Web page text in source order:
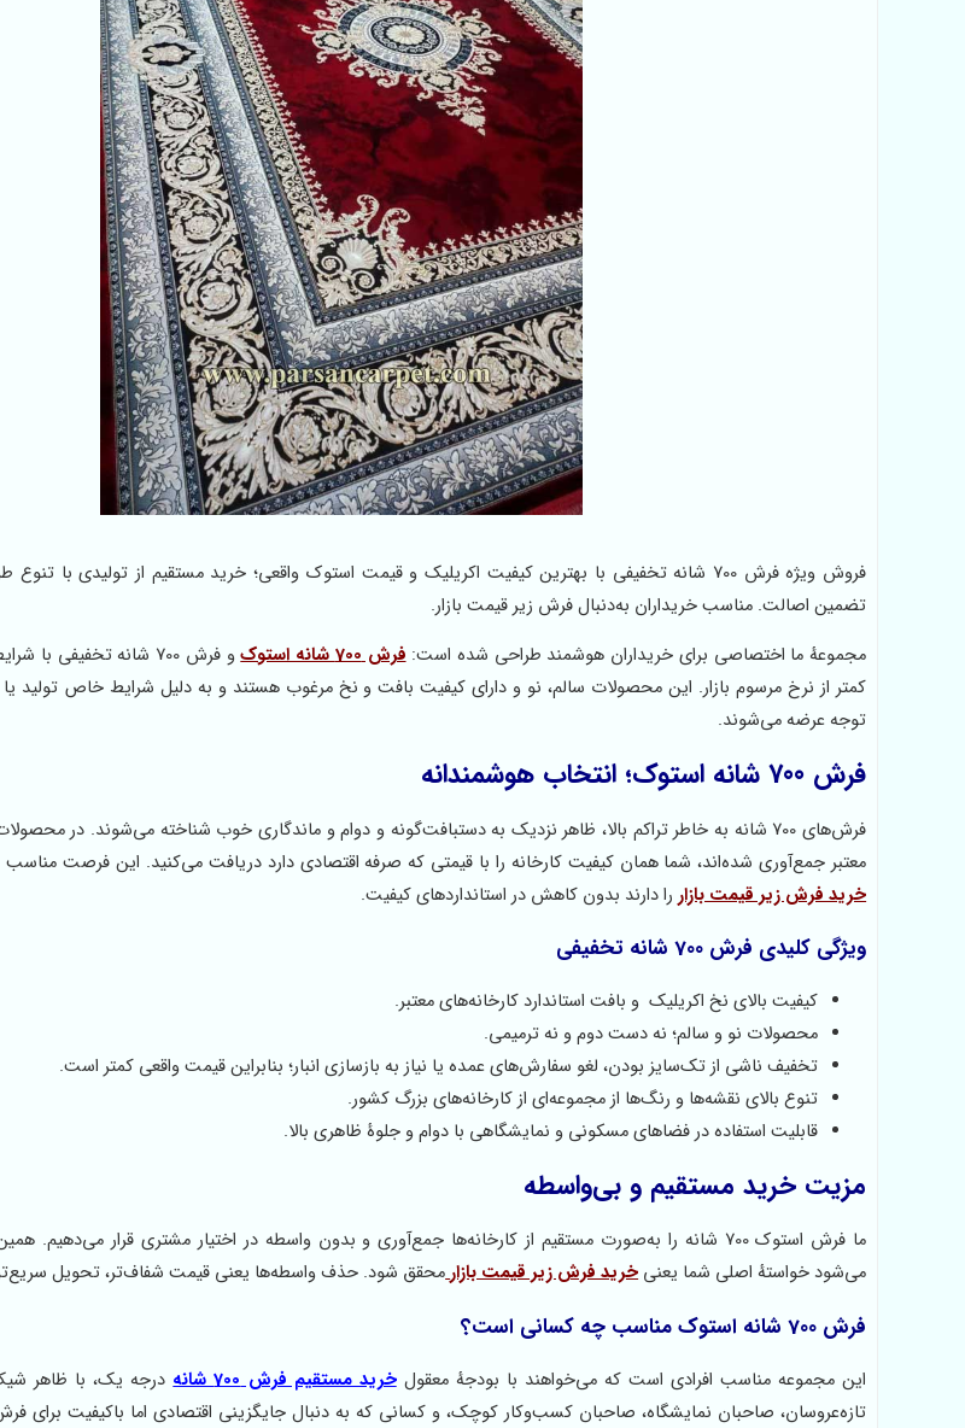
فروش ویژه فرش 700 شانه تخفیفی با بهترین کیفیت اکریلیک و قیمت استوک واقعی؛ خرید مستقیم از تولیدی با
تضمین اصالت. مناسب خریداران به‌دنبال فرش زیر قیمت بازار.
مجموعهٔ ما اختصاصی برای خریداران هوشمند طراحی شده است:فرش 700 شانه استوک
و فرش 700 شانه تخفیفی
کمتر از نرخ مرسوم بازار. این محصولات سالم، نو و دارای کیفیت بافت و نخ مرغوب هستند و به دلیل شرایط خاص تولید یا
توجه عرضه می‌شوند.
فرش 700 شانه استوک؛ انتخاب هوشمندانه‌
فرش‌های 700 شانه به خاطر تراکم بالا، ظاهر نزدیک به دستبافت‌گونه و دوام و ماندگاری خوب شناخته می‌شوند. در
معتبر جمع‌آوری شده‌اند، شما همان کیفیت کارخانه را با قیمتی که صرفه اقتصادی دارد دریافت می‌کنید. این فرصت
خرید فرش زیر قیمت بازاررا دارند بدون کاهش در استانداردهای کیفیت.
ویژگی‌ کلیدی فرش 700 شانه تخفیفی
کیفیت بالای نخ اکریلیک و بافت استاندارد کارخانه‌های معتبر.
محصولات نو و سالم؛ نه دست دوم و نه ترمیمی.
تخفیف ناشی از تک‌سایز بودن، لغو سفارش‌های عمده یا نیاز به بازسازی انبار؛ بنابراین قیمت واقعی کمتر است.
تنوع بالای نقشه‌ها و رنگ‌ها از مجموعه‌ای از کارخانه‌های بزرگ کشور.
قابلیت استفاده در فضاهای مسکونی و نمایشگاهی با دوام و جلوهٔ ظاهری بالا.
مزیت خرید مستقیم و بی‌واسطه
ما فرش‌ استوک 700 شانه را به‌صورت مستقیم از کارخانه‌ها جمع‌آوری و بدون واسطه در اختیار مشتری قرار
می‌شود خواستهٔ اصلی شما یعنیخرید فرش زیر قیمت بازارمحقق شود. حذف واسطه‌ها یعنی قیمت شفاف‌تر، تحویل سریع‌تر
فرش 700 شانه استوک مناسب چه کسانی است؟
این مجموعه مناسب افرادی است که می‌خواهند با بودجهٔ معقولخرید مستقیم فرش 700 شانه
درجه یک، با ظاهر شیک
تازه‌عروسان، صاحبان نمایشگاه، صاحبان کسب‌وکار کوچک، و کسانی که به دنبال جایگزینی اقتصادی اما باکیفیت برای